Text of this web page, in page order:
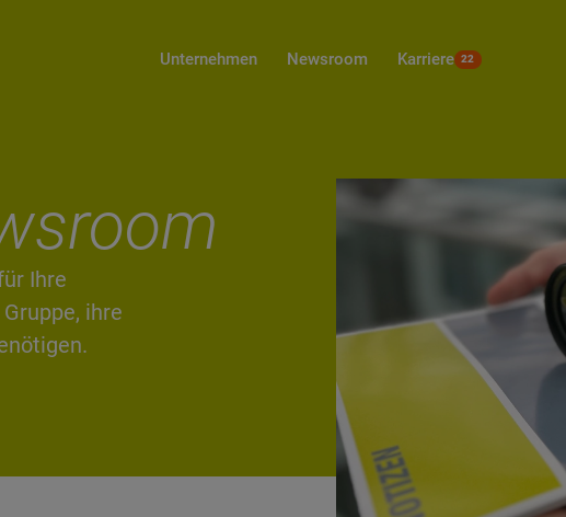
Unternehmen Newsroom Karriere 22
Ihre
ihre